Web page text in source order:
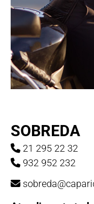
SOBREDA
21 295 22 32
932 952 232